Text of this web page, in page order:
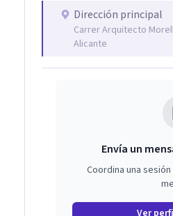
Dirección principal
Carrer Arquitecto
Alicante
Envía un
Coordina una
Ver